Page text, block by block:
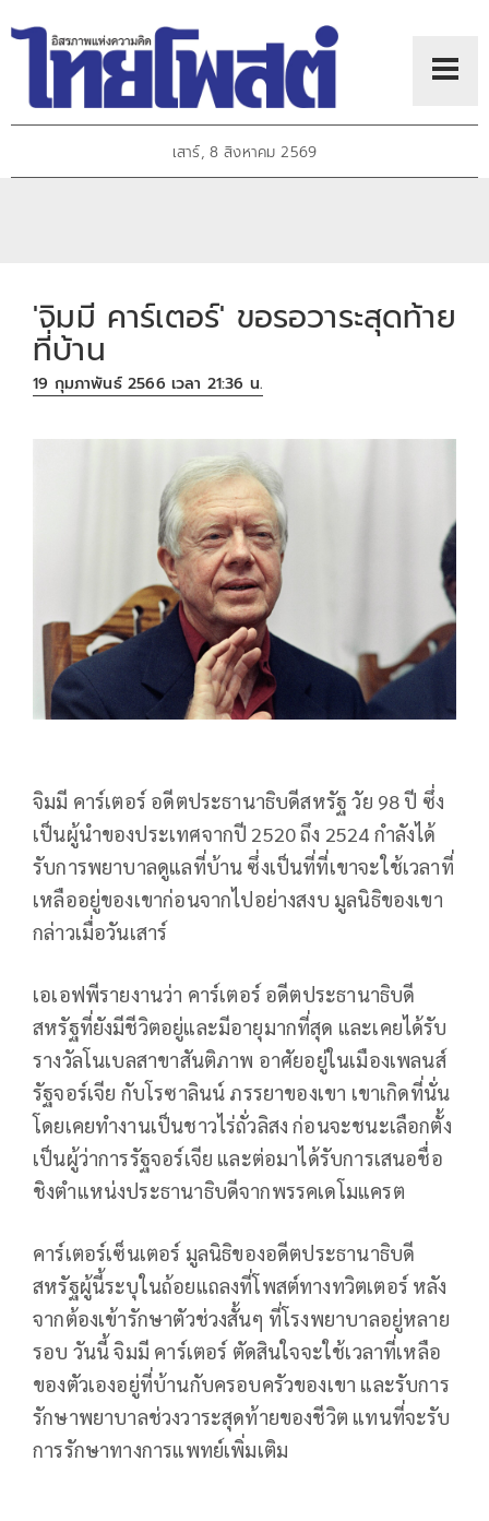
เสาร์, 8 สิงหาคม 2569
'จิมมี คาร์เตอร์' ขอรอวาระสุดท้าย
ที่บ้าน
19 กุมภาพันธ์ 2566 เวลา 21:36 น.
จิมมี คาร์เตอร์ อดีตประธานาธิบดีสหรัฐ วัย 98 ปี ซึ่ง
เป็นผู้นำของประเทศจากปี 2520 ถึง 2524 กำลังได้
รับการพยาบาลดูแลที่บ้าน ซึ่งเป็นที่ที่เขาจะใช้เวลาที่
เหลืออยู่ของเขาก่อนจากไปอย่างสงบ มูลนิธิของเขา
กล่าวเมื่อวันเสาร์
เอเอฟพีรายงานว่า คาร์เตอร์ อดีตประธานาธิบดี
สหรัฐที่ยังมีชีวิตอยู่และมีอายุมากที่สุด และเคยได้รับ
รางวัลโนเบลสาขาสันติภาพ อาศัยอยู่ในเมืองเพลนส์
รัฐจอร์เจีย กับโรซาลินน์ ภรรยาของเขา เขาเกิดที่นั่น
โดยเคยทำงานเป็นชาวไร่ถั่วลิสง ก่อนจะชนะเลือกตั้ง
เป็นผู้ว่าการรัฐจอร์เจีย และต่อมาได้รับการเสนอชื่อ
ชิงตำแหน่งประธานาธิบดีจากพรรคเดโมแครต
คาร์เตอร์เซ็นเตอร์ มูลนิธิของอดีตประธานาธิบดี
สหรัฐผู้นี้ระบุในถ้อยแถลงที่โพสต์ทางทวิตเตอร์ หลัง
จากต้องเข้ารักษาตัวช่วงสั้นๆ ที่โรงพยาบาลอยู่หลาย
รอบ วันนี้ จิมมี คาร์เตอร์ ตัดสินใจจะใช้เวลาที่เหลือ
ของตัวเองอยู่ที่บ้านกับครอบครัวของเขา และรับการ
รักษาพยาบาลช่วงวาระสุดท้ายของชีวิต แทนที่จะรับ
การรักษาทางการแพทย์เพิ่มเติม